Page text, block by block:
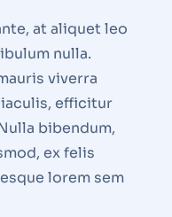
at aliquet leo
nulla.
viverra
iaculis, efficitur
bibendum,
ex felis
lorem sem